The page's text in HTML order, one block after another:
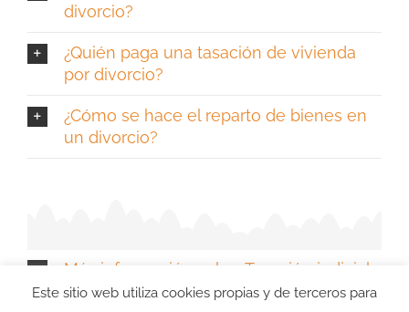
divorcio?
¿Quién paga una tasación de vivienda
por divorcio?
¿Cómo se hace el reparto de bienes en
un divorcio?
Más información sobre Tasación judicial
de vivienda en Valladolid
Este sitio web utiliza cookies propias y de terceros para